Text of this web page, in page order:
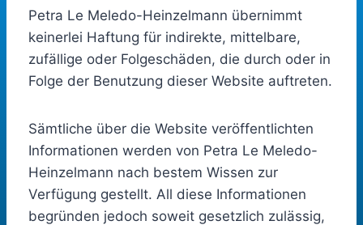
Petra Le Meledo-Heinzelmann übernimmt
keinerlei Haftung für indirekte, mittelbare,
zufällige oder Folgeschäden, die durch oder in
Folge der Benutzung dieser Website auftreten.
Sämtliche über die Website veröffentlichten
Informationen werden von Petra Le Meledo-
Heinzelmann nach bestem Wissen zur
Verfügung gestellt. All diese Informationen
begründen jedoch soweit gesetzlich zulässig,